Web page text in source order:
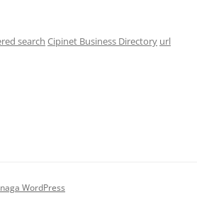
search Cipinet Business Directory url
WordPress